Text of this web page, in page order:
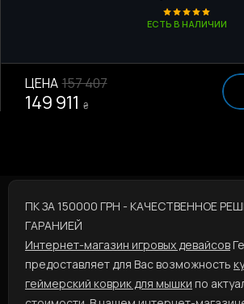
ЕСТЬ В НАЛИЧИИ
ЦЕНА 157 407
149 911 ₴
ПК ЗА 150000 ГРН - КАЧЕСТВЕННОЕ
ГАРАНИЕЙ
Интернет-магазин игровых девайсов
предоставляет для Вас возможность
геймерский коврик для мышки по